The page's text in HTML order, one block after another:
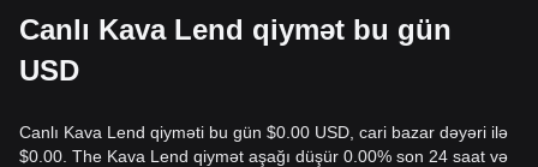
Canlı Kava Lend qiymət bu gün
USD
Canlı Kava Lend qiyməti bu gün $0.00 USD, cari bazar dəyəri ilə
$0.00. The Kava Lend qiymət aşağı düşür 0.00% son 24 saat və